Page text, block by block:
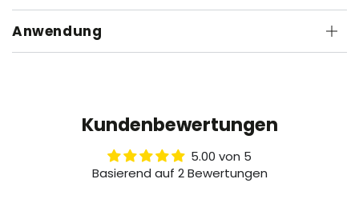
Anwendung
Kundenbewertungen
5.00 von 5
Basierend auf 2 Bewertungen